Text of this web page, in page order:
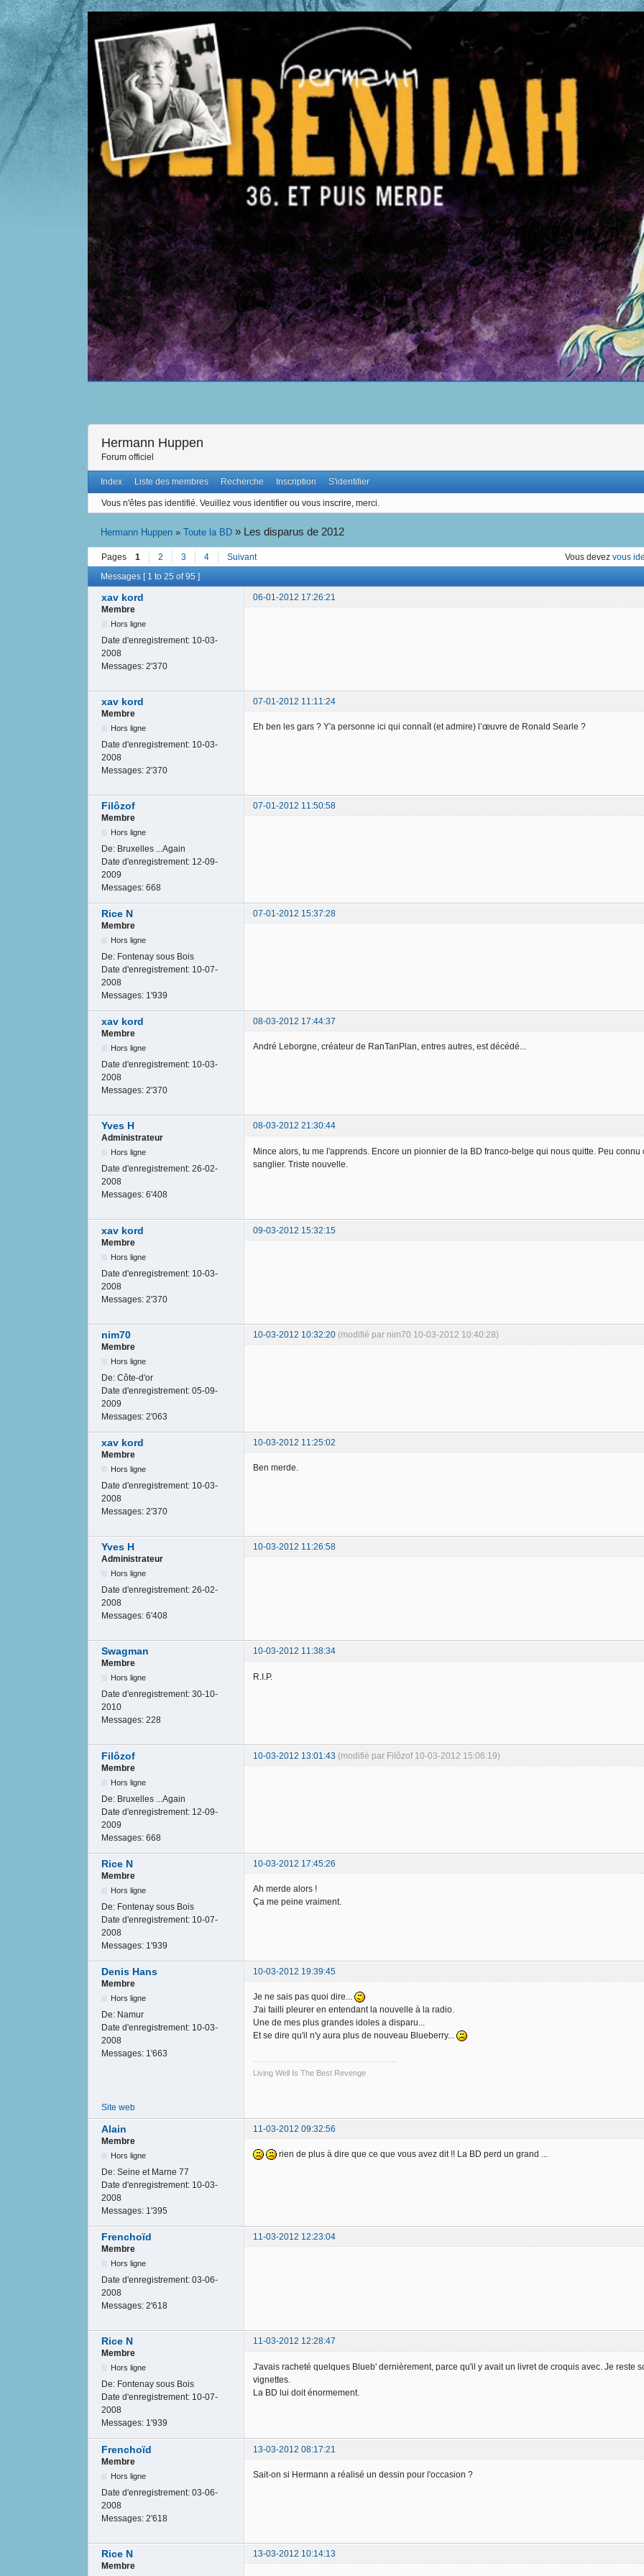
Hermann Huppen
Forum officiel
Index Liste des membres Recherche Inscription S'identifier
Vous n'êtes pas identifié. Veuillez vous identifier ou vous inscrire, merci.
Hermann Huppen »Toute la BD » Les disparus de 2012
Pages 1 2 3 4 Suivant Vous devez vous
Messages [ 1 to 25 of 95 ]
xav kord
06-01-2012 17:26:21
Membre
Hors ligne
Date d'enregistrement: 10-03-
2008
Messages: 2'370
xav kord
07-01-2012 11:11:24
Membre
Hors ligne
Date d'enregistrement: 10-03-
2008
Messages: 2'370
Eh ben les gars ? Y'a personne ici qui connaît (et admire) l’œuvre de Ronald Searle ?
Filôzof
07-01-2012 11:50:58
Membre
Hors ligne
De: Bruxelles ...Again
Date d'enregistrement: 12-09-
2009
Messages: 668
Rice N
07-01-2012 15:37:28
Membre
Hors ligne
De: Fontenay sous Bois
Date d'enregistrement: 10-07-
2008
Messages: 1'939
xav kord
08-03-2012 17:44:37
Membre
Hors ligne
Date d'enregistrement: 10-03-
2008
Messages: 2'370
André Leborgne, créateur de RanTanPlan, entres autres, est décédé...
Yves H
08-03-2012 21:30:44
Administrateur
Hors ligne
Date d'enregistrement: 26-02-
2008
Messages: 6'408
Mince alors, tu me l'apprends. Encore un pionnier de la BD franco-belge qui nous quitte. Peu
sanglier. Triste nouvelle.
xav kord
09-03-2012 15:32:15
Membre
Hors ligne
Date d'enregistrement: 10-03-
2008
Messages: 2'370
nim70 10-03-2012 10:32:20 (modifié par nim70 10-03-2012 10:40:28)
Membre
Hors ligne
De: Côte-d'or
Date d'enregistrement: 05-09-
2009
Messages: 2'063
xav kord
10-03-2012 11:25:02
Membre
Hors ligne
Date d'enregistrement: 10-03-
2008
Messages: 2'370
Ben merde.
Yves H
10-03-2012 11:26:58
Administrateur
Hors ligne
Date d'enregistrement: 26-02-
2008
Messages: 6'408
Swagman
10-03-2012 11:38:34
Membre
Hors ligne
Date d'enregistrement: 30-10-
2010
Messages: 228
R.I.P.
Filôzof 10-03-2012 13:01:43 (modifié par Filôzof 10-03-2012 15:06:19)
Membre
Hors ligne
De: Bruxelles ...Again
Date d'enregistrement: 12-09-
2009
Messages: 668
Rice N
10-03-2012 17:45:26
Membre
Hors ligne
De: Fontenay sous Bois
Date d'enregistrement: 10-07-
2008
Messages: 1'939
Ah merde alors !
Ça me peine vraiment.
Denis Hans
10-03-2012 19:39:45
Membre
Hors ligne
De: Namur
Date d'enregistrement: 10-03-
2008
Messages: 1'663
Je ne sais pas quoi dire...
J'ai failli pleurer en entendant la nouvelle à la radio.
Une de mes plus grandes idoles a disparu...
Et se dire qu'il n'y aura plus de nouveau Blueberry...
Living Well Is The Best Revenge
Site web
Alain
11-03-2012 09:32:56
Membre
Hors ligne
De: Seine et Marne 77
Date d'enregistrement: 10-03-
2008
Messages: 1'395
rien de plus à dire que ce que vous avez dit !! La BD perd un grand ...
Frenchoïd
11-03-2012 12:23:04
Membre
Hors ligne
Date d'enregistrement: 03-06-
2008
Messages: 2'618
Rice N
11-03-2012 12:28:47
Membre
Hors ligne
De: Fontenay sous Bois
Date d'enregistrement: 10-07-
2008
Messages: 1'939
J'avais racheté quelques Blueb' dernièrement, parce qu'il y avait un livret de croquis avec. Je reste
vignettes.
La BD lui doit énormement.
Frenchoïd
13-03-2012 08:17:21
Membre
Hors ligne
Date d'enregistrement: 03-06-
2008
Messages: 2'618
Sait-on si Hermann a réalisé un dessin pour l'occasion ?
Rice N
13-03-2012 10:14:13
Membre